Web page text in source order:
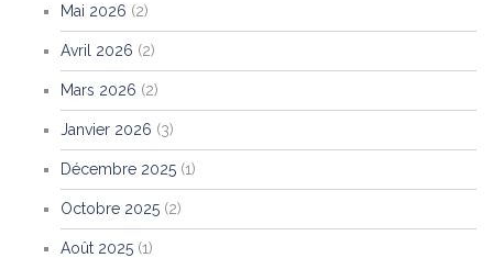
Mai 2026 (2)
Avril 2026 (2)
Mars 2026 (2)
Janvier 2026 (3)
Décembre 2025 (1)
Octobre 2025 (2)
Août 2025 (1)